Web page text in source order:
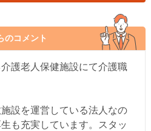
のコメント
護老人保健施設にて介護職
設を運営している法人なの
も充実しています。スタッ